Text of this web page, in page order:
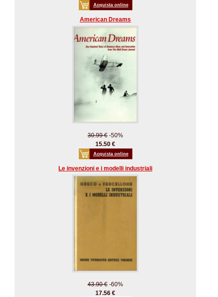
Acquista online
American Dreams
30.99 € -50%
15.50 €
Acquista online
Le invenzioni e i modelli industriali
43.90 € -60%
17.56 €